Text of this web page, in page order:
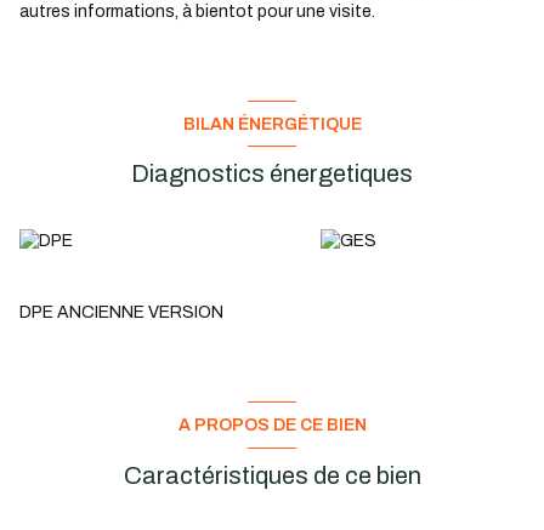
autres informations, à bientot pour une visite.
BILAN ÉNERGÉTIQUE
Diagnostics énergetiques
DPE ANCIENNE VERSION
A PROPOS DE CE BIEN
Caractéristiques de ce bien